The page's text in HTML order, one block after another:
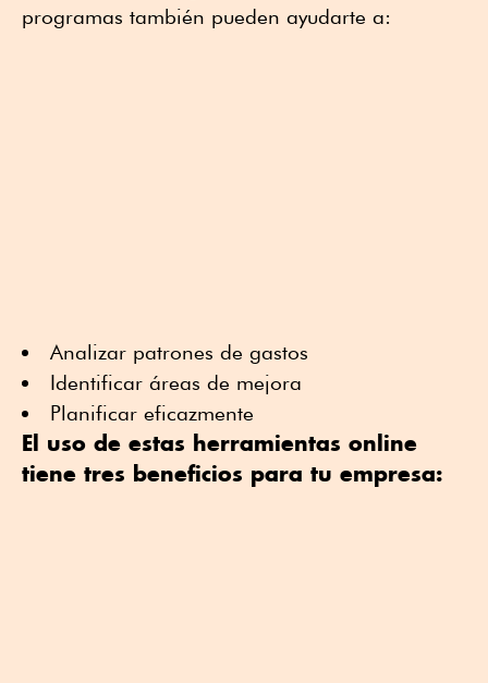
programas también pueden ayudarte a:
Analizar patrones de gastos
Identificar áreas de mejora
Planificar eficazmente
El uso de estas herramientas online
tiene tres beneficios para tu empresa: